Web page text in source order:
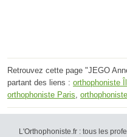
Retrouvez cette page "JEGO
partant des liens : orthophoniste
orthophoniste Paris,
L'Orthophoniste.fr : tous les